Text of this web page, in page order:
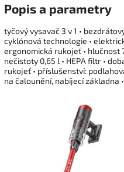
Popis a parametry
tyčový vysavač 3 v 1 •
cyklónová technologie •
ergonomická rukojeť • hlučnost
nečistoty 0,65 l • HEPA filtr •
rukojeť • příslušenství:
na čalounění, nabíjecí základna